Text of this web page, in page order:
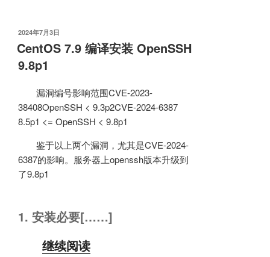
发
布
于
2024年7月3日
CentOS 7.9 编译安装 OpenSSH
9.8p1
漏洞编号影响范围CVE-2023-
38408OpenSSH < 9.3p2CVE-2024-6387
8.5p1 <= OpenSSH < 9.8p1
鉴于以上两个漏洞，尤其是CVE-2024-
6387的影响。服务器上openssh版本升级到
了9.8p1
1. 安装必要[……]
继续阅读